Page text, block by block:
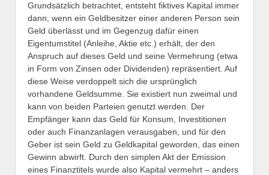
Grundsätzlich betrachtet, entsteht fiktives Kapital immer
dann, wenn ein Geldbesitzer einer anderen Person sein
Geld überlässt und im Gegenzug dafür einen
Eigentumstitel (Anleihe, Aktie etc.) erhält, der den
Anspruch auf dieses Geld und seine Vermehrung (etwa
in Form von Zinsen oder Dividenden) repräsentiert. Auf
diese Weise verdoppelt sich die ursprünglich
vorhandene Geldsumme. Sie existiert nun zweimal und
kann von beiden Parteien genutzt werden. Der
Empfänger kann das Geld für Konsum, Investitionen
oder auch Finanzanlagen verausgaben, und für den
Geber ist sein Geld zu Geldkapital geworden, das einen
Gewinn abwirft. Durch den simplen Akt der Emission
eines Finanztitels wurde also Kapital vermehrt – anders